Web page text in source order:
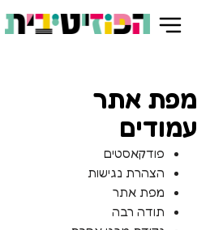
מפת אתר
עמודים
פודקאסטים
הצהרת נגישות
מפת אתר
תודה רבה